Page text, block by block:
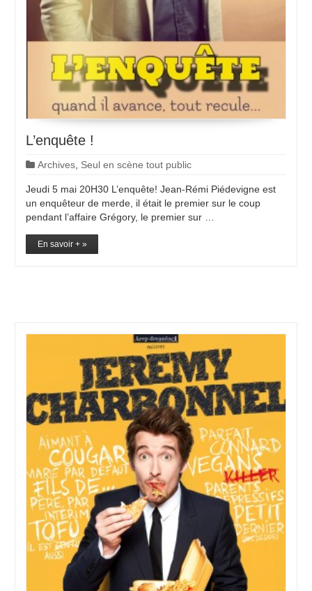
L’enquête !
Archives Seul en scène tout public
Jeudi 5 mai 20H30 L’enquête! Jean-Rémi Piédevigne est
un enquêteur de merde, il était le premier sur le coup
pendant l’affaire Grégory, le premier sur …
En savoir + »